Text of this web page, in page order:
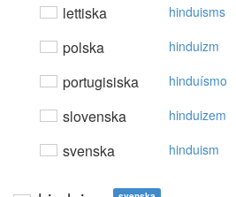
lettiska hinduisms
polska hinduizm
portugisiska hinduísmo
slovenska hinduizem
svenska hinduism